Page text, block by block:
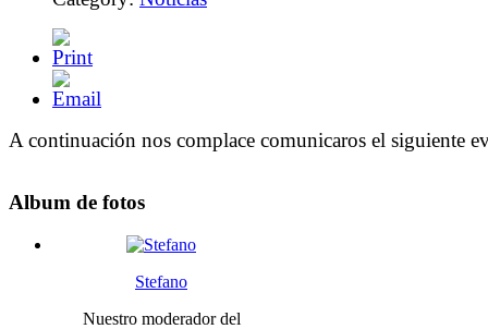
A continuación nos complace comunicaros el siguiente
Album de fotos
Stefano
Nuestro moderador del